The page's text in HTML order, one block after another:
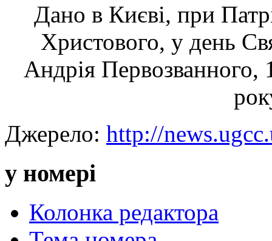
Дано в Києві, при
Христового, у день
Андрія Первозванного,
Джерело: http://
у номері
Колонка редактора